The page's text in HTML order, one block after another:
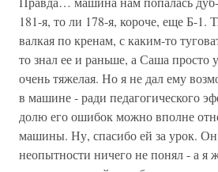
181-я, то ли 178-я, короче, еще Б-1.
валкая по кренам, с каким-то
то знал ее и раньше, а Саша просто
очень тяжелая. Но я не дал ему
в машине - ради педагогического
долю его ошибок можно вполне
машины. Ну, спасибо ей за урок.
неопытности ничего не понял - а я